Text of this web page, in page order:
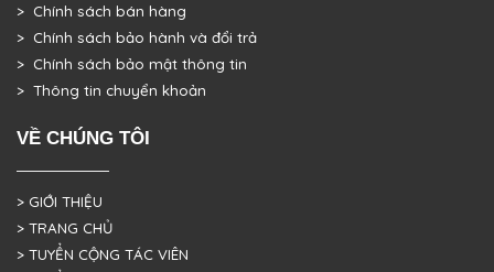
> Chính sách bán hàng
> Chính sách bảo hành và đổi trả
> Chính sách bảo mật thông tin
> Thông tin chuyển khoản
VỀ CHÚNG TÔI
> GIỚI THIỆU
> TRANG CHỦ
> TUYỂN CỘNG TÁC VIÊN